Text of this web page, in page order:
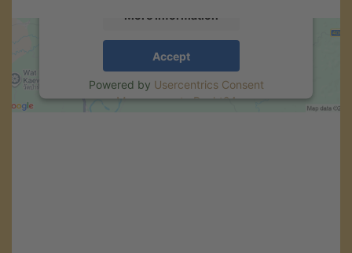
Accept
Powered by Usercentrics Consent
Management.eRecht24